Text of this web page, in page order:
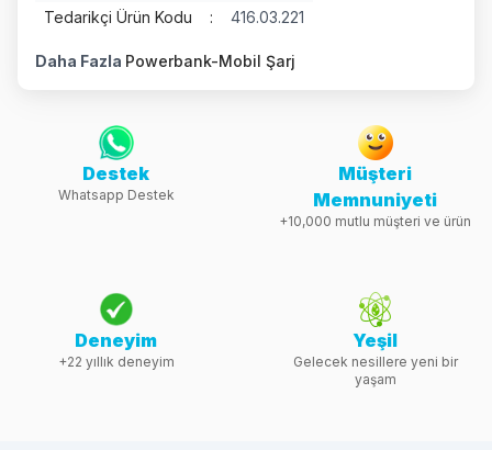
Tedarikçi Ürün Kodu
: 416.03.221
Daha Fazla Powerbank-Mobil Şarj
Destek
Whatsapp Destek
Müşteri
Memnuniyeti
+10,000 mutlu müşteri ve ürün
Deneyim
+22 yıllık deneyim
Yeşil
Gelecek nesillere yeni bir
yaşam